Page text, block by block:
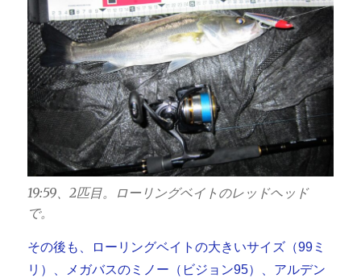
19:59、2匹目。ローリングベイトのレッドヘッド
で。
その後も、ローリングベイトの大きいサイズ（99ミ
リ）、メガバスのミノー（ビジョン95）、アルデン